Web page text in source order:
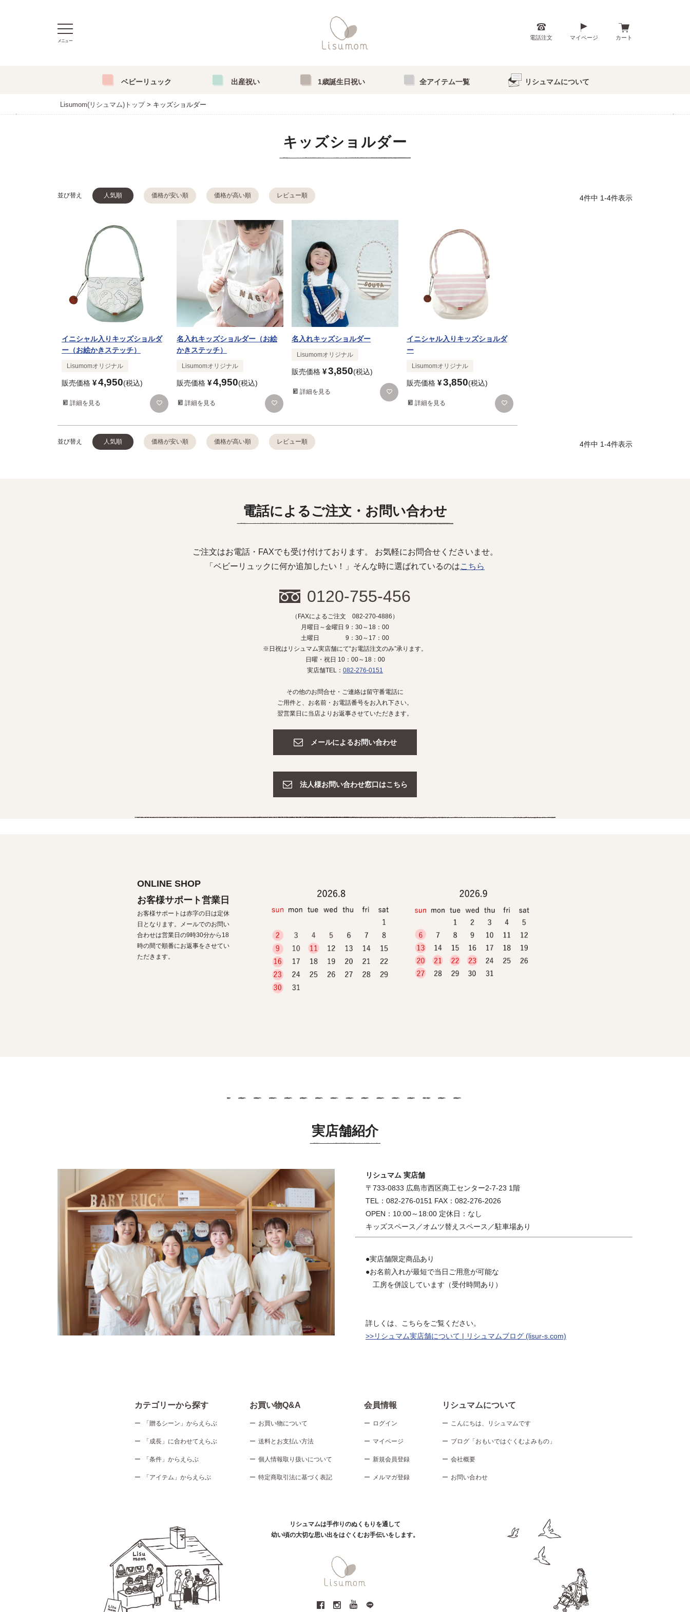
メニュー
電話注文 マイページ カート
ベビーリュック 出産祝い 1歳誕生日祝い 全アイテム一覧 リシュマムについて
Lisumom(リシュマム)トップ キッズショルダー
キッズショルダー
並び替え 人気順 価格が安い順 価格が高い順 レビュー順 4件中 1-4件表示
イニシャル入りキッズショルダ
ー（お絵かきステッチ）
Lisumomオリジナル
販売価格 ¥4,950 税込
詳細を見る
名入れキッズショルダー（お絵
かきステッチ）
Lisumomオリジナル
販売価格 ¥4,950 税込
詳細を見る
名入れキッズショルダー
Lisumomオリジナル
販売価格 ¥3,850 税込
詳細を見る
イニシャル入りキッズショルダ
ー
Lisumomオリジナル
販売価格 ¥3,850 税込
詳細を見る
並び替え 人気順 価格が安い順 価格が高い順 レビュー順 4件中 1-4件表示
電話によるご注文・お問い合わせ
ご注文はお電話・FAXでも受け付けております。 お気軽にお問合せくださいませ。
「ベビーリュックに何か追加したい！」そんな時に選ばれているのはこちら
0120-755-456
（FAXによるご注文 082-270-4886）
月曜日～金曜日 9：30～18：00
土曜日 9：30～17：00
※日祝はリシュマム実店舗にて“お電話注文のみ”承ります。
日曜・祝日 10：00～18：00
実店舗TEL： 082-276-0151
その他のお問合せ・ご連絡は留守番電話に
ご用件と、お名前・お電話番号をお入れ下さい。
翌営業日に当店よりお返事させていただきます。
メールによるお問い合わせ
法人様お問い合わせ窓口はこちら
ONLINE SHOP
お客様サポート営業日
お客様サポートは赤字の日は定休
日となります。メールでのお問い
合わせは営業日の9時30分から18
時の間で順番にお返事をさせてい
ただきます。
実店舗紹介
リシュマム 実店舗
〒733-0833 広島市西区商工センター2-7-23 1階
TEL：082-276-0151 FAX：082-276-2026
OPEN：10:00～18:00 定休日：なし
キッズスペース／オムツ替えスペース／駐車場あり
●実店舗限定商品あり
●お名前入れが最短で当日ご用意が可能な
工房を併設しています（受付時間あり）
詳しくは、こちらをご覧ください。
>>リシュマム実店舗について | リシュマムブログ (lisur-s.com)
カテゴリーから探す
「贈るシーン」からえらぶ
「成長」に合わせてえらぶ
「条件」からえらぶ
「アイテム」からえらぶ
お買い物Q&A
お買い物について
送料とお支払い方法
個人情報取り扱いについて
特定商取引法に基づく表記
会員情報
ログイン
マイページ
新規会員登録
メルマガ登録
リシュマムについて
こんにちは、リシュマムです
ブログ「おもいではぐくむよみもの」
会社概要
お問い合わせ
リシュマムは手作りのぬくもりを通して
幼い頃の大切な思い出をはぐくむお手伝いをします。